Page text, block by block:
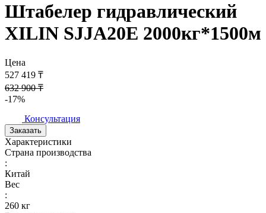
Штабелер гидравлический
XILIN SJJA20E 2000кг*1500м
Цена
527 419 ₸
632 900 ₸
-17%
Консультация
Заказать
Характеристики
Страна производства
:
Китай
Вес
:
260 кг